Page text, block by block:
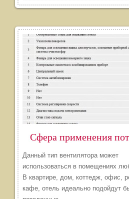
Данный тип вентилятора может
использоваться в помещениях
В квартире, дом, коттедж, офис,
кафе, отель идеально подойдут